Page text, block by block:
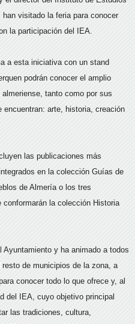
visitado la feria para conocer
la participación del IEA.
a esta iniciativa con un stand
podrán conocer el amplio
tanto como por sus
arte, historia, creación
las publicaciones más
en la colección Guías de
de Almería o los tres
la colección Historia
Ayuntamiento y ha animado a todos
de municipios de la zona, a
conocer todo lo que ofrece y, al
del IEA, cuyo objetivo principal
las tradiciones, cultura,